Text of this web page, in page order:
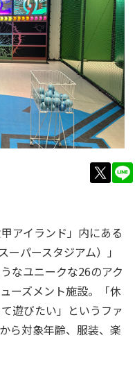
アイランド」内にある
ーパースタジアム）」
なユニークな26のアク
ーズメント施設。「休
遊びたい」というファ
ら対象年齢、服装、楽